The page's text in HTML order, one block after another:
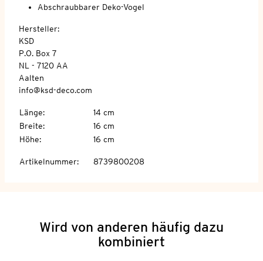
Abschraubbarer Deko-Vogel
Hersteller:
KSD
P.O. Box 7
NL - 7120 AA
Aalten
info@ksd-deco.com
Länge:
14 cm
Breite:
16 cm
Höhe: 16 cm
Artikelnummer: 8739800208
Wird von anderen häufig dazu
kombiniert